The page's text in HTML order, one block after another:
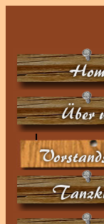
Über